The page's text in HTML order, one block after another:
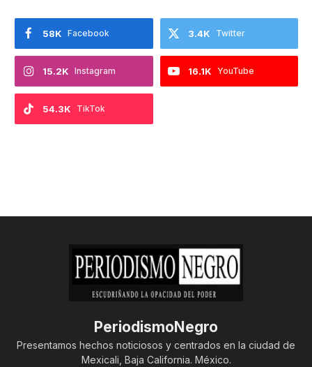
Facebook
58K Twitter
3.4K
Instagram
15.2K YouTube
16.1K
TikTok
54.3K
PeriodismoNegro
Presentamos hechos noticiosos y centrados en la ciudad de
Mexicali, Baja California. México.